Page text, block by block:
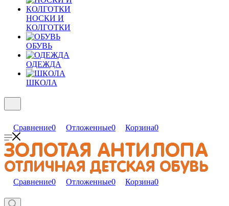
НОСКИ И
КОЛГОТКИ
ОБУВЬ
ОДЕЖДА
ШКОЛА
Сравнение0 Отложенные0 Корзина0
Сравнение0 Отложенные0 Корзина0